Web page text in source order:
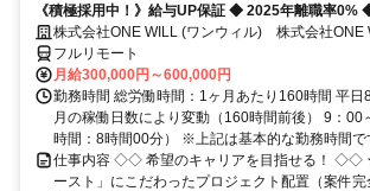
《積極採用中！》給与UP保証 ◆ 2025年離職率0%
◆ 平均残業7時間！
株式会社ONE WILL (ワンウィル) 株式会社ONE
フルリモート
月給300,000円～600,000円
勤務時間 総労働時間：1ヶ月あたり160時間 平日
月の稼働日数により変動（160時間前後） 9：00
時間：8時間00分） ※上記は基本的な勤務時間で
仕事内容 ◇◇ 希望のキャリアを目指せる！ ◇◇
ースト」にこだわったプロジェクト配置（案件